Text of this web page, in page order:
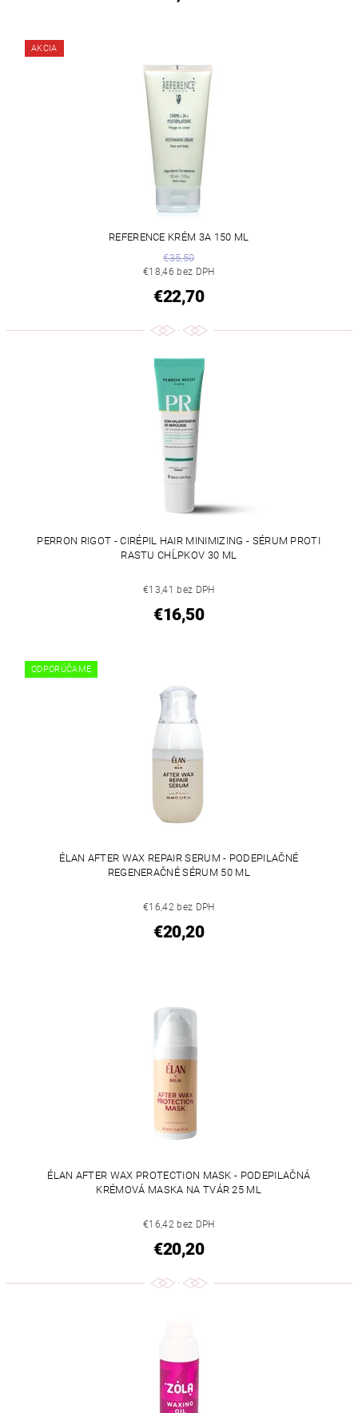
AKCIA
REFERENCE KRÉM 3A 150 ML
€35,50
€18,46 bez DPH
€22,70
PERRON RIGOT - CIRÉPIL HAIR MINIMIZING - SÉRUM PROTI
RASTU CHĹPKOV 30 ML
€13,41 bez DPH
€16,50
ODPORÚČAME
ÉLAN AFTER WAX REPAIR SERUM - PODEPILAČNÉ
REGENERAČNÉ SÉRUM 50 ML
€16,42 bez DPH
€20,20
ÉLAN AFTER WAX PROTECTION MASK - PODEPILAČNÁ
KRÉMOVÁ MASKA NA TVÁR 25 ML
€16,42 bez DPH
€20,20